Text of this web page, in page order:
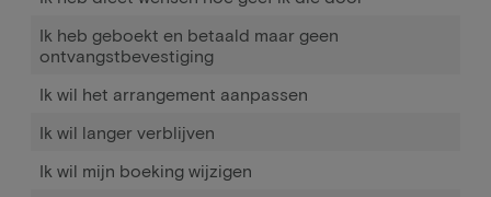
Ik heb geboekt en betaald maar geen
ontvangstbevestiging
Ik wil het arrangement aanpassen
Ik wil langer verblijven
Ik wil mijn boeking wijzigen